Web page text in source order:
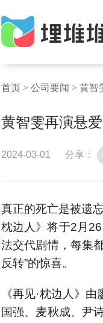
首页 > 公司要闻 > 黄智
黄智雯再演悬
2024-03-01 分享：
真正的死亡是被遗
枕边人》将于2月
法交代剧情，每集
反转”的惊喜。
《再见·枕边人》
国强、麦秋成、尹